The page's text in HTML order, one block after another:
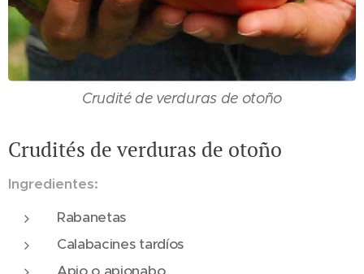
Crudité de verduras de otoño
Crudités de verduras de otoño
Ingredientes:
Rabanetas
Calabacines tardíos